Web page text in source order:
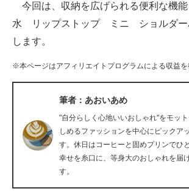
好きが集まる 比べて選べる
ビジネスと働き方のヒント
AI活用のいまが分かる
企業ITのトレンドを詳説
経営リーダーのコミュニティ
マーケ×ITの今がよく分かる
ITエンジニア向け専門サイト
今回は、収納を広げられる便利な機
水 リップストップ ミニ ショルダー
します。
※本ページはアフィリエイトプログラムによる収益
筆者：あおいあめ
"自分らしく心地いいおしゃれ"をモッ
しめるファッションを中心にピックア
す。休日はコーヒーと固めプリンでひ
幸せを糸口に、等身大のおしゃれを届
す。